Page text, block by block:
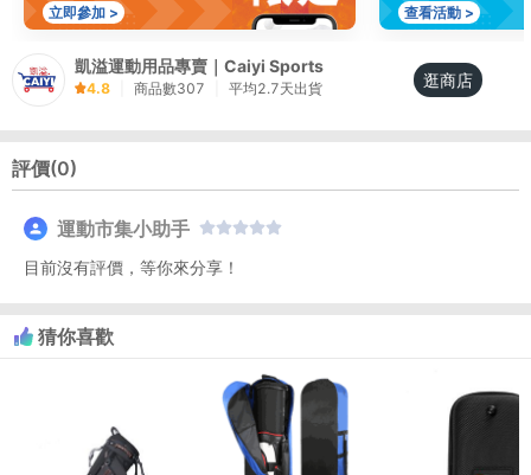
立即參加 > 查看活動 >
凱溢運動用品專賣｜Caiyi Sports
4.8 商品數307 平均2.7天出貨 逛商店
評價(0)
運動市集小助手
目前沒有評價，等你來分享！
猜你喜歡